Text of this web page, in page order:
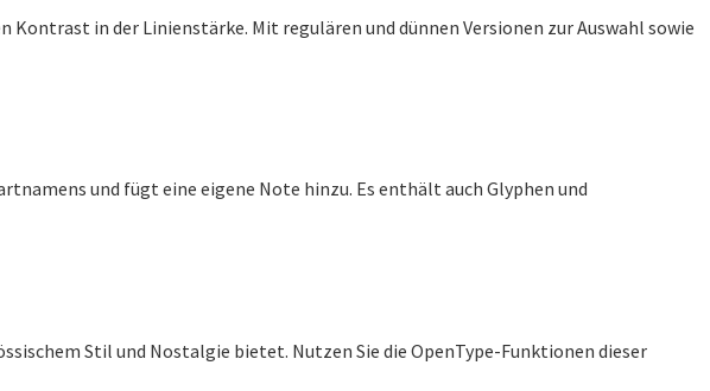
in der Linienstärke. Mit regulären und dünnen Versionen zur Auswahl sowie
und fügt eine eigene Note hinzu. Es enthält auch Glyphen und
Stil und Nostalgie bietet. Nutzen Sie die OpenType-Funktionen dieser